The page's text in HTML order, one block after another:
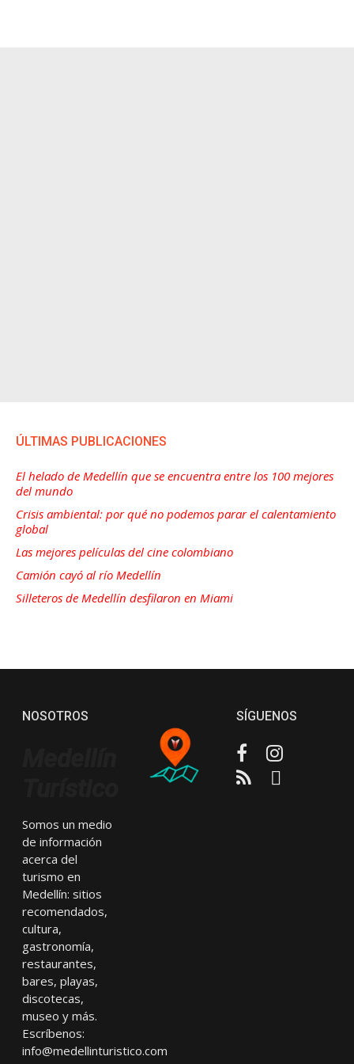
ÚLTIMAS PUBLICACIONES
El helado de Medellín que se encuentra entre los 100 mejores
del mundo
Crisis ambiental: por qué no podemos parar el calentamiento
global
Las mejores películas del cine colombiano
Camión cayó al río Medellín
Silleteros de Medellín desfilaron en Miami
NOSOTROS
Somos un medio
de información
acerca del
turismo en
Medellín: sitios
recomendados,
cultura,
gastronomía,
restaurantes,
bares, playas,
discotecas,
museo y más.
Escríbenos:
info@medellinturistico.com
SÍGUENOS
FacebookInstagram